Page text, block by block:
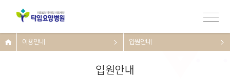
이용안내 입원안내
입원안내